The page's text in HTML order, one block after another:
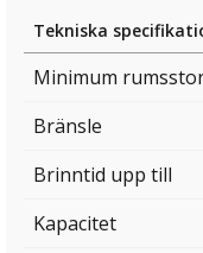
Tekniska
Minimum
Bränsle
Brinntid upp till
Kapacitet